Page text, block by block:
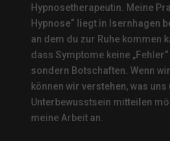
Hypnosetherapeutin.
Meine
Hypnose“ liegt in Isernhagen
an dem du zur Ruhe kommen
dass Symptome keine
sondern Botschaften. Wenn
können wir verstehen, was uns
Unterbewusstsein mitteilen
meine Arbeit an.